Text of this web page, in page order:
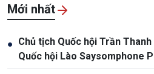
Mới nhất
● Chủ tịch Quốc hội Trần
Quốc hội Lào Saysomphone